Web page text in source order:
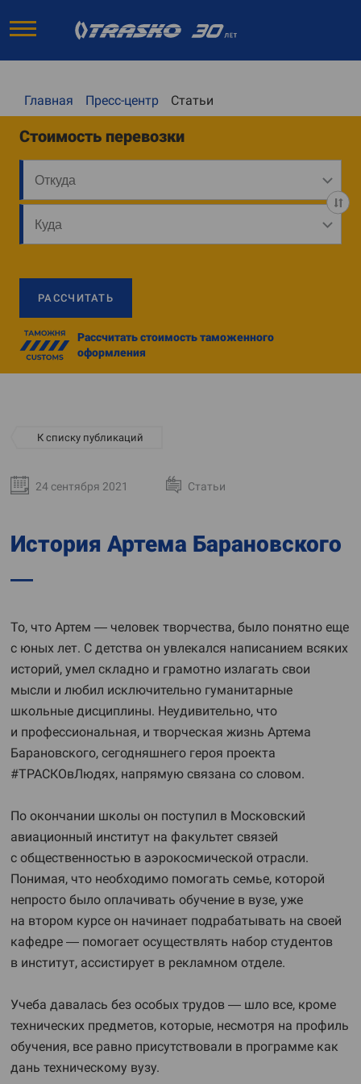
Главная Пресс-центр Статьи
Стоимость перевозки
РАССЧИТАТЬ
Рассчитать стоимость таможенного
оформления
К списку публикаций
24 сентября 2021 Статьи
История Артема Барановского
То, что Артем — человек творчества, было понятно еще
с юных лет. С детства он увлекался написанием всяких
историй, умел складно и грамотно излагать свои
мысли и любил исключительно гуманитарные
школьные дисциплины. Неудивительно, что
и профессиональная, и творческая жизнь Артема
Барановского, сегодняшнего героя проекта
#ТРАСКОвЛюдях, напрямую связана со словом.
По окончании школы он поступил в Московский
авиационный институт на факультет связей
с общественностью в аэрокосмической отрасли.
Понимая, что необходимо помогать семье, которой
непросто было оплачивать обучение в вузе, уже
на втором курсе он начинает подрабатывать на своей
кафедре — помогает осуществлять набор студентов
в институт, ассистирует в рекламном отделе.
Учеба давалась без особых трудов — шло все, кроме
технических предметов, которые, несмотря на профиль
обучения, все равно присутствовали в программе как
дань техническому вузу.